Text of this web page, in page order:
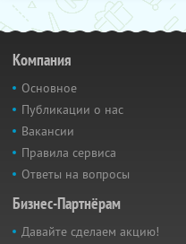
Компания
Основное
Публикации о нас
Вакансии
Правила сервиса
Ответы на вопросы
Бизнес-Партнёрам
Давайте сделаем акцию!